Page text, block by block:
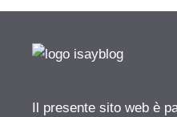
Il presente sito web è